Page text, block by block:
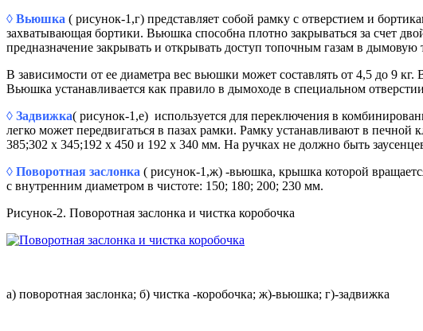
◊ Вьюшка ( рисунок-1,г) представляет собой рамку с отверстием и
захватывающая бортики. Вьюшка способна плотно закрываться за счет
предназначение закрывать и открывать доступ топочным газам в дымовую
В зависимости от ее диаметра вес вьюшки может составлять от 4,5 до 9
Вьюшка устанавливается как правило в дымоходе в специальном
◊ Задвижка( рисунок-1,е) используется для переключения в
легко может передвигаться в пазах рамки. Рамку устанавливают в
385;302 х 345;192 х 450 и 192 х 340 мм. На ручках не должно быть
◊ Поворотная заслонка ( рисунок-1,ж) -вьюшка, крышка которой
с внутренним диаметром в чистоте: 150; 180; 200; 230 мм.
Рисунок-2. Поворотная заслонка и чистка коробочка
а) поворотная заслонка; б) чистка -коробочка; ж)-вьюшка; г)-задвижка